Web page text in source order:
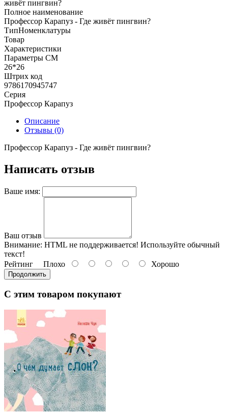
живёт пингвин?
Полное наименование
Профессор Карапуз - Где живёт пингвин?
ТипНоменклатуры
Товар
Характеристики
Параметры СМ
26*26
Штрих код
9786170945747
Серия
Профессор Карапуз
Описание
Отзывы (0)
Профессор Карапуз - Где живёт пингвин?
Написать отзыв
Ваше имя:
Ваш отзыв
Внимание: HTML не поддерживается! Используйте обычный
текст!
Рейтинг Плохо Хорошо
Продолжить
С этим товаром покупают